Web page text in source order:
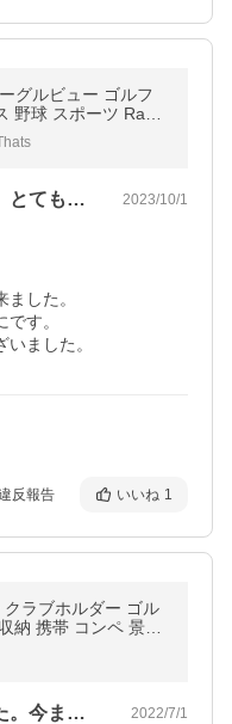
グルビュー ゴルフ
野球 スポーツ Ray-
先日、ゴルフで使用しました。とても見や… 2023/10/1
した。
す。
ました。
反報告 いいね 1
ラブホルダー ゴル
納 携帯 コンペ 景品
友人からの勧めで購入しました。今まで練… 2022/7/1